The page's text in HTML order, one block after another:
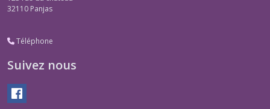
32110 Panjas
Téléphone
Suivez nous